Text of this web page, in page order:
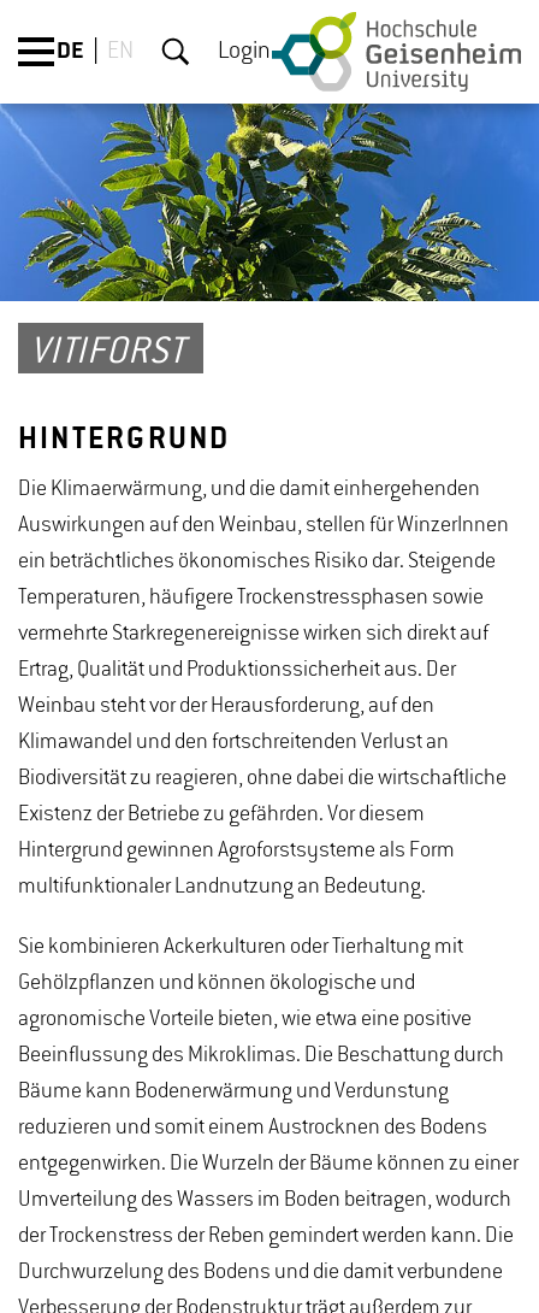
DE EN Login
VITIFORST
HINTERGRUND
Die Klimaerwärmung, und die damit einhergehenden
Auswirkungen auf den Weinbau, stellen für WinzerInnen
ein beträchtliches ökonomisches Risiko dar. Steigende
Temperaturen, häufigere Trockenstressphasen sowie
vermehrte Starkregenereignisse wirken sich direkt auf
Ertrag, Qualität und Produktionssicherheit aus. Der
Weinbau steht vor der Herausforderung, auf den
Klimawandel und den fortschreitenden Verlust an
Biodiversität zu reagieren, ohne dabei die wirtschaftliche
Existenz der Betriebe zu gefährden. Vor diesem
Hintergrund gewinnen Agroforstsysteme als Form
multifunktionaler Landnutzung an Bedeutung.
Sie kombinieren Ackerkulturen oder Tierhaltung mit
Gehölzpflanzen und können ökologische und
agronomische Vorteile bieten, wie etwa eine positive
Beeinflussung des Mikroklimas. Die Beschattung durch
Bäume kann Bodenerwärmung und Verdunstung
reduzieren und somit einem Austrocknen des Bodens
entgegenwirken. Die Wurzeln der Bäume können zu einer
Umverteilung des Wassers im Boden beitragen, wodurch
der Trockenstress der Reben gemindert werden kann. Die
Durchwurzelung des Bodens und die damit verbundene
Verbesserung der Bodenstruktur trägt außerdem zur